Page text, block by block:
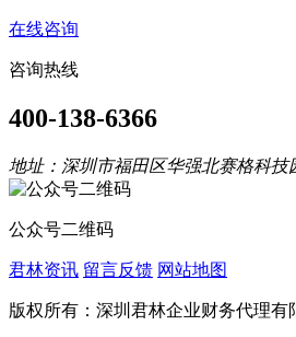
在线咨询
咨询热线
400-138-6366
地址：深圳市福田区华强北赛格科技
公众号二维码
君林资讯 留言反馈 网站地图
版权所有：深圳君林企业财务代理有